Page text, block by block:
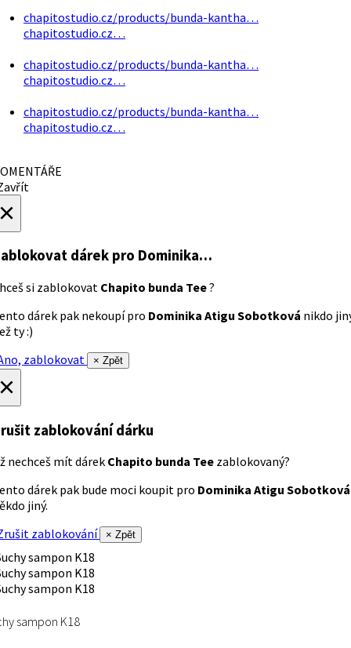
chapitostudio.cz/products/bunda-kantha…
chapitostudio.cz…
chapitostudio.cz/products/bunda-kantha…
chapitostudio.cz…
chapitostudio.cz/products/bunda-kantha…
chapitostudio.cz…
dárek pro Dominika…
si zablokovat Chapito bunda Tee?
dárek pak nekoupí pro Dominika Atigu Sobotková nikdo
ty :)
zablokovat
× Zpět
zablokování dárku
nechceš mít dárek Chapito bunda Tee zablokovaný?
dárek pak bude moci koupit pro Dominika Atigu Sobotková
jiný.
zablokování
× Zpět
sampon K18